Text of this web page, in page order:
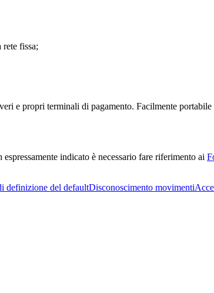
fissa;
e propri terminali di pagamento. Facilmente
indicato è necessario fare riferimento ai
definizione del defaultDisconoscimento movimenti